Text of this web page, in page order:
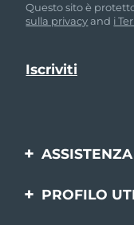
Questo sito è
sulla privacyand i
ASSISTENZA
Contattaci
PROFILO